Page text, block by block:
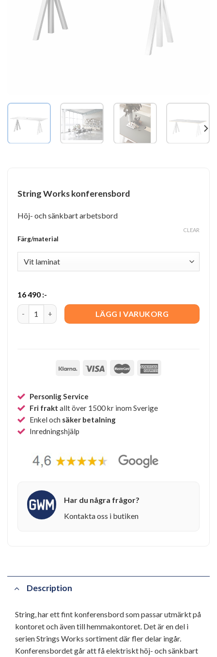
String Works konferensbord
Höj- och sänkbart arbetsbord
Färg/material
CLEAR
16 490 :-
String Works konferensbord quantity
LÄGG I VARUKORG
Personlig Service
Fri frakt allt över 1500 kr inom Sverige
Enkel och säker betalning
Inredningshjälp
Har du några frågor?
Kontakta oss i butiken
Description
String, har ett fint konferensbord som passar utmärkt på
kontoret och även till hemmakontoret. Det är en del i
serien Strings Works sortiment där fler delar ingår.
Konferensbordet går att få elektriskt höj- och sänkbart